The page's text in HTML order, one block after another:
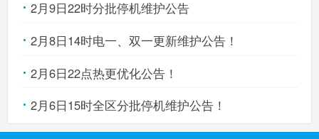
2月9日22时分批停机维护公告
2月8日14时电一、双一更新维护公告！
2月6日22点热更优化公告！
2月6日15时全区分批停机维护公告！